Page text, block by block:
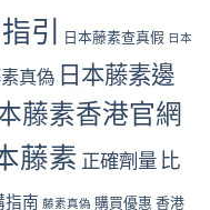
引 日本藤素查真假 日本
真偽 日本藤素邊
藤素香港官網
藤素 正確劑量 比
指南 藤素真偽 購買優惠 香港